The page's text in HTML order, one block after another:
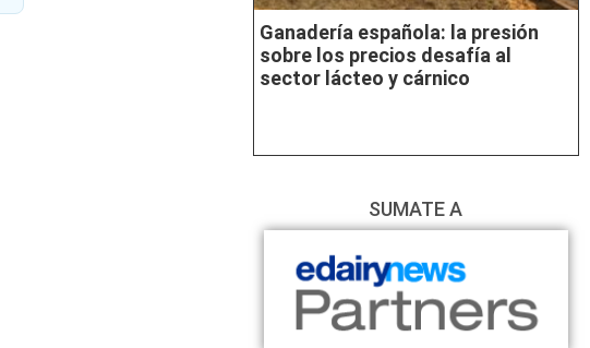
Ganadería española: la presión
sobre los precios desafía al
sector lácteo y cárnico
SUMATE A